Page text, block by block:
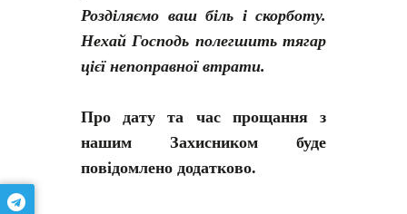
Розділяємо ваш біль і скорботу.
Нехай Господь полегшить тягар
цієї непоправної втрати.
Про дату та час прощання з
нашим Захисником буде
повідомлено додатково.